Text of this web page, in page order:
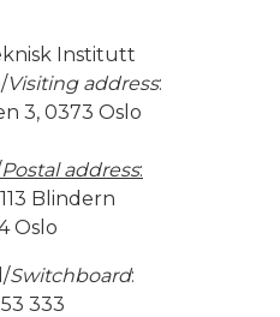
Institutt
Visiting address:
3, 0373 Oslo
Postal address:
Blindern
Oslo
Switchboard:
333